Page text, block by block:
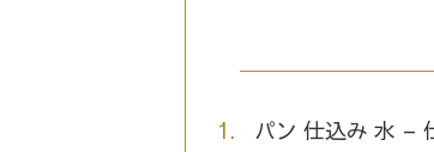
パン 仕込み 水 –